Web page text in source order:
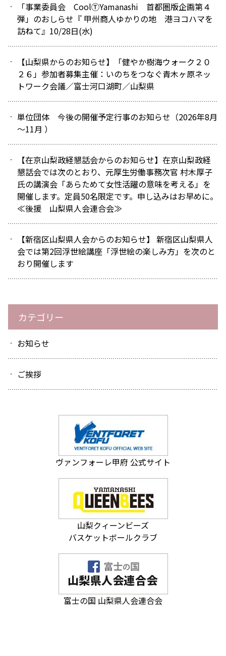
「事業委員会 CoolⓉYamanashi 首都圏版企画第４
弾」のおしらせ『 甲州商人ゆかりの地 港ヨコハマを
訪ねて』10/28日(水)
【山梨県からのお知らせ】「健やか樹海ウォーク２０
２６」参加者募集主催：いのちをつなぐ青木ヶ原ネッ
トワーク会議／富士河口湖町／山梨県
単位団体 今後の開催予定行事のお知らせ（2026年8月
～11月 ）
【在京山梨政経懇話会からのお知らせ】在京山梨政経
懇話会では次のとおり、元厚生労働事務次官 村木厚子
氏の講演会「あらためて女性活躍の意味を考える」を
開催します。定員50名限定です。申し込みはお早めに。
≪後援 山梨県人会連合会≫
【新宿区山梨県人会からのお知らせ】 新宿区山梨県人
会では第2回浮世絵講座「浮世絵の楽しみ方」を次のと
おり開催します
カテゴリー
お知らせ
ご挨拶
ヴァンフォーレ甲府 公式サイト
山梨クィーンビーズ
バスケットボールクラブ
富士の国 山梨県人会連合会